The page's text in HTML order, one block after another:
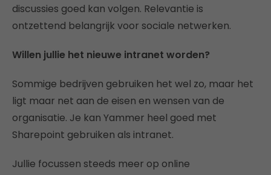
discussies goed kan volgen. Relevantie is
ontzettend belangrijk voor sociale netwerken.
Willen jullie het nieuwe intranet worden?
Sommige bedrijven gebruiken het wel zo, maar het
ligt maar net aan de eisen en wensen van de
organisatie. Je kan Yammer heel goed met
Sharepoint gebruiken als intranet.
Jullie focussen steeds meer op online